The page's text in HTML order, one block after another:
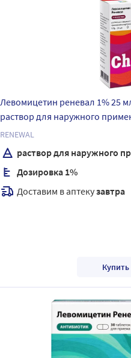
Левомицетин реневал 1% 25
раствор для наружного
RENEWAL
раствор для наружного
Дозировка 1%
Доставим в аптекузавтра
Купить